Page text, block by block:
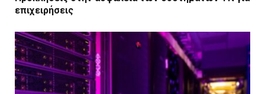
επιχειρήσεις